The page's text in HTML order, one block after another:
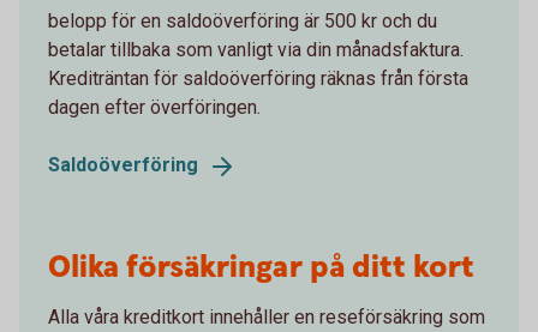
belopp för en saldoöverföring är 500 kr och du
betalar tillbaka som vanligt via din månadsfaktura.
Krediträntan för saldoöverföring räknas från första
dagen efter överföringen.
Saldoöverföring
Olika försäkringar på ditt kort
Alla våra kreditkort innehåller en reseförsäkring som